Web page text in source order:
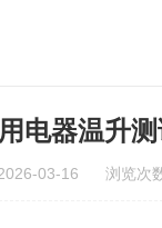
电器温升
2026-03-16 浏览次